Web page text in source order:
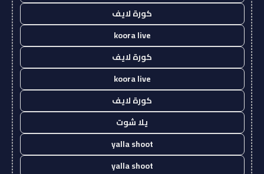
كورة لايف
koora live
كورة لايف
koora live
كورة لايف
يلا شوت
yalla shoot
yalla shoot